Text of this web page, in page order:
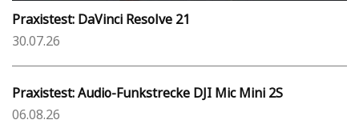
Praxistest: DaVinci Resolve 21
30.07.26
Praxistest: Audio-Funkstrecke DJI Mic Mini 2S
06.08.26